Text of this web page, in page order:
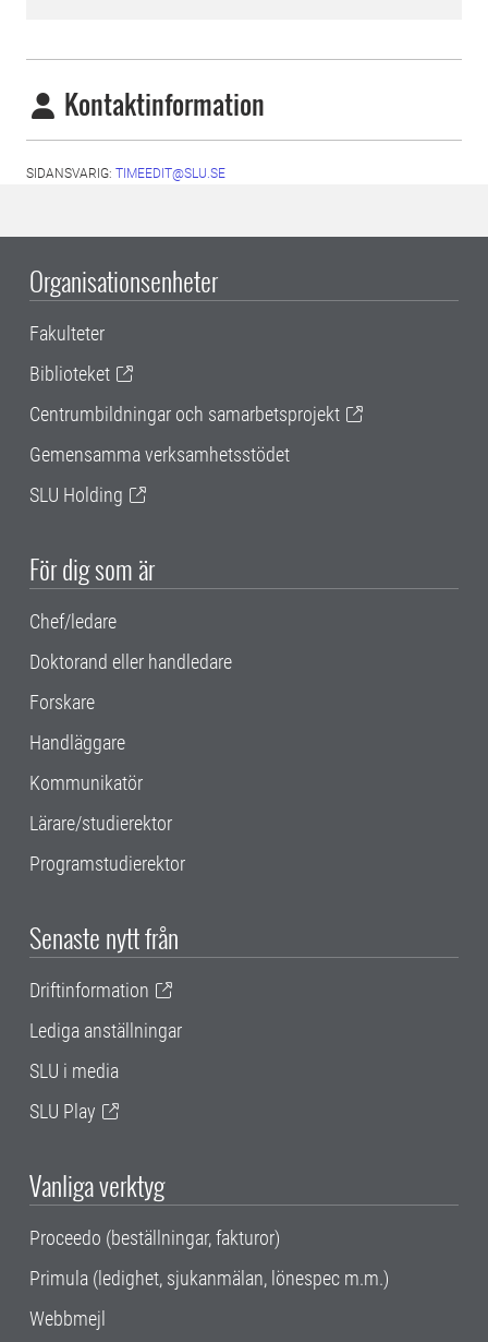
Kontaktinformation
SIDANSVARIG: TIMEEDIT@SLU.SE
Organisationsenheter
Fakulteter
Biblioteket
Centrumbildningar och samarbetsprojekt
Gemensamma verksamhetsstödet
SLU Holding
För dig som är
Chef/ledare
Doktorand eller handledare
Forskare
Handläggare
Kommunikatör
Lärare/studierektor
Programstudierektor
Senaste nytt från
Driftinformation
Lediga anställningar
SLU i media
SLU Play
Vanliga verktyg
Proceedo (beställningar, fakturor)
Primula (ledighet, sjukanmälan, lönespec m.m.)
Webbmejl